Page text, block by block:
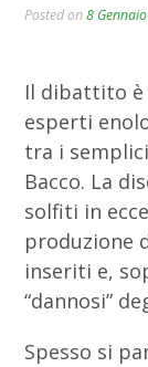
Posted on8
Il dibattito è
esperti
tra i
Bacco. La
solfiti in
produzione
inseriti e,
“dannosi”
Spesso si